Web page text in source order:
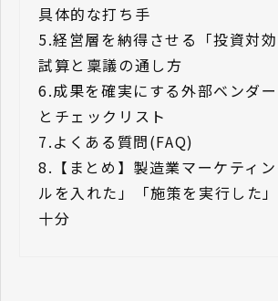
具体的な打ち手
5.経営層を納得させる「投資対
試算と稟議の通し方
6.成果を確実にする外部ベンダ
とチェックリスト
7.よくある質問(FAQ)
8. 【まとめ】製造業マーケティ
ルを入れた」「施策を実行した
十分